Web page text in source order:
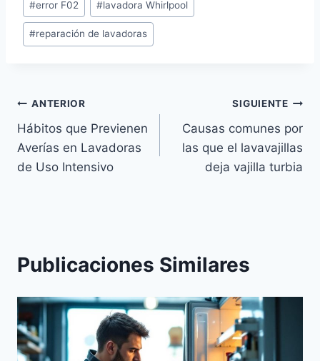
de
la
#error F02 #lavadora Whirlpool
#reparación de lavadoras
Navegación
de
entradas
ANTERIOR
Hábitos que Previenen
Averías en Lavadoras
de Uso Intensivo
SIGUIENTE
Causas comunes por
las que el lavavajillas
deja vajilla turbia
Publicaciones Similares